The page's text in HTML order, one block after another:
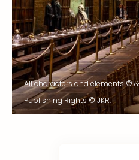
All characters and elements © &
Publishing Rights © JKR.